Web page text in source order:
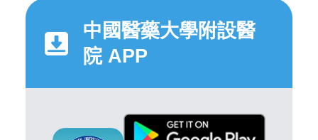
中國醫藥大學附設醫
院 APP